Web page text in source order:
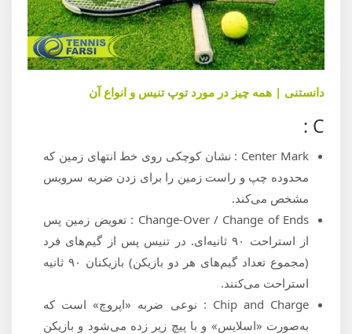
دانستنی | همه چیز در مورد توپ تنیس و انواع آن
C :
Center Mark : نشان کوچکی روی خط انتهای زمین که
محدوده چپ و راست زمین را برای زدن ضربه سرویس
مشخص می‌کند.
Change-Over / Change of Ends : تعویض زمین پس
از استراحت ۹۰ ثانیه‌ای. در تنیس پس از گیم‌های فرد
(مجموع تعداد گیم‌های هر دو بازیکن) بازیکنان ۹۰ ثانیه
استراحت می‌کنند.
Chip and Charge : نوعی ضربه «اپروچ» است که
به‌صورت «اسلایس» و با پیچ زیر زده می‌شود و بازیکن